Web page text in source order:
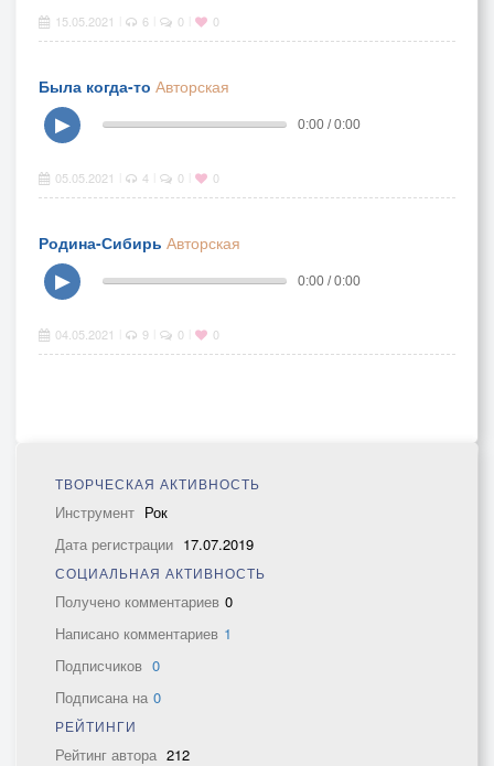
15.05.2021 6 0 0
Была когда-то Авторская
▶
0:00 / 0:00
05.05.2021 4 0 0
Родина-Сибирь Авторская
▶
0:00 / 0:00
04.05.2021 9 0 0
ТВОРЧЕСКАЯ АКТИВНОСТЬ
Инструмент Рок
Дата регистрации 17.07.2019
СОЦИАЛЬНАЯ АКТИВНОСТЬ
Получено комментариев 0
Написано комментариев 1
Подписчиков 0
Подписана на 0
РЕЙТИНГИ
Рейтинг автора 212